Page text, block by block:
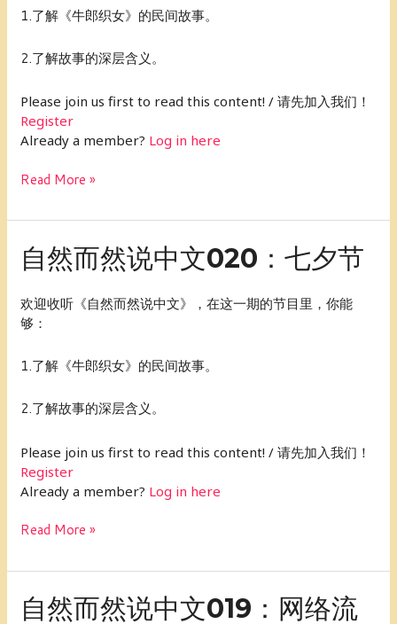
1.了解《牛郎织女》的民间故事。
2.了解故事的深层含义。
Please join us first to read this content! / 请先加入我们！
Register
Already a member? Log in here
中
民
故
事
——
郎
女
Read More »
自然而然说中文020：七夕节
欢迎收听《自然而然说中文》，在这一期的节目里，你能
够：
1.了解《牛郎织女》的民间故事。
2.了解故事的深层含义。
Please join us first to read this content! / 请先加入我们！
Register
Already a member? Log in here
自
然
然
说
文
七
节
Read More »
自然而然说中文019：网络流
自
然